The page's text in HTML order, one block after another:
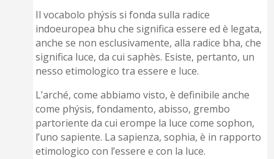
Il vocabolo phýsis si fonda sulla radice
indoeuropea bhu che significa essere ed è legata,
anche se non esclusivamente, alla radice bha, che
significa luce, da cui saphès. Esiste, pertanto, un
nesso etimologico tra essere e luce.
L’arché, come abbiamo visto, è definibile anche
come phýsis, fondamento, abisso, grembo
partoriente da cui erompe la luce come sophon,
l’uno sapiente. La sapienza, sophia, è in rapporto
etimologico con l’essere e con la luce.